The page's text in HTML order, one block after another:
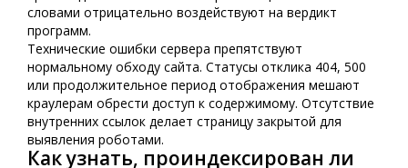
словами отрицательно воздействуют на вердикт
программ.
Технические ошибки сервера препятствуют
нормальному обходу сайта. Статусы отклика 404, 500
или продолжительное период отображения мешают
краулерам обрести доступ к содержимому. Отсутствие
внутренних ссылок делает страницу закрытой для
выявления роботами.
Как узнать, проиндексирован ли